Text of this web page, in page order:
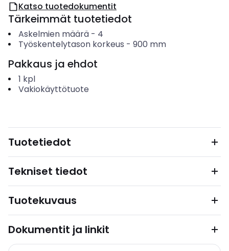
Katso tuotedokumentit
Tärkeimmät tuotetiedot
Askelmien määrä- 4
Työskentelytason korkeus - 900 mm
Pakkaus ja ehdot
1 kpl
Vakiokäyttötuote
Tuotetiedot
Tekniset tiedot
Tuotekuvaus
Dokumentit ja linkit